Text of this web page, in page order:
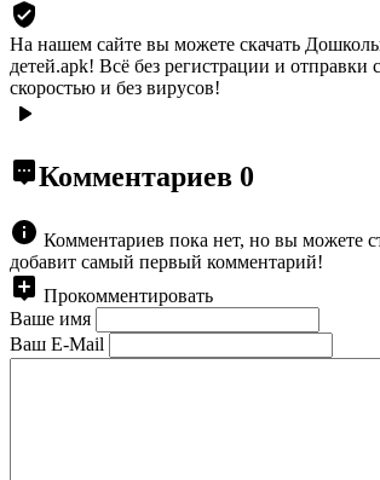
На нашем сайте вы можете скачать
детей.apk! Всё без регистрации и отправки
скоростью и без вирусов!
Комментариев 0
Комментариев пока нет, но вы можете
добавит самый первый комментарий!
Прокомментировать
Ваше имя
Ваш E-Mail